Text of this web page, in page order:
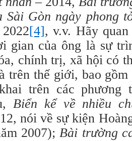
Gòn ngày phong
[4], v.v. Hãy
gian của ông là sự
chính trị, xã hội có
trên thế giới, bao
trên các phương
Biển kể về nhiều
nói về sự kiện
2007);Bài trường